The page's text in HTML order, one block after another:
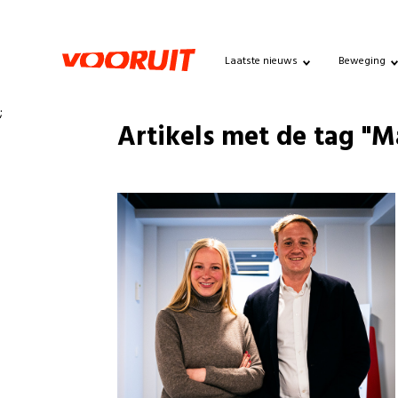
Laatste nieuws Beweging
;
Artikels met de tag